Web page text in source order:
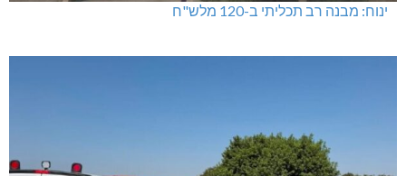
ינוח: מבנה רב תכליתי ב-120 מלש"ח